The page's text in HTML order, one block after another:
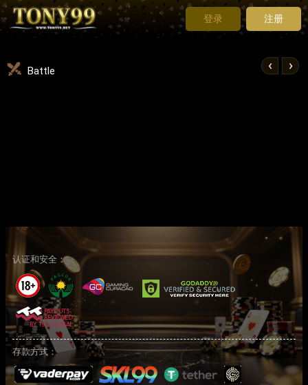
登录 注册
Battle ‹ ›
认证和安全：
存款方式：